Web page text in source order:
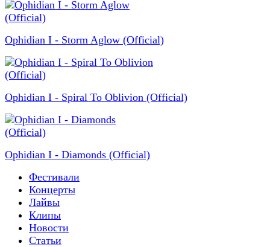
Ophidian I - Storm Aglow (Official)
Ophidian I - Spiral To Oblivion (Official)
Ophidian I - Diamonds (Official)
Фестивали
Концерты
Лайвы
Клипы
Новости
Статьи